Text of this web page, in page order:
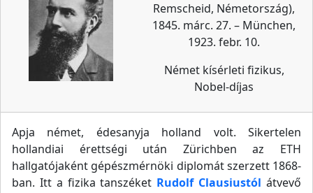
Remscheid, Németország),
1845. márc. 27. – München,
1923. febr. 10.
Német kísérleti fizikus,
Nobel-díjas
Apja német, édesanyja holland volt. Sikertelen
hollandiai érettségi után Zürichben az ETH
hallgatójaként gépészmérnöki diplomát szerzett 1868-
ban. Itt a fizika tanszéket Rudolf Clausiustól átvevő